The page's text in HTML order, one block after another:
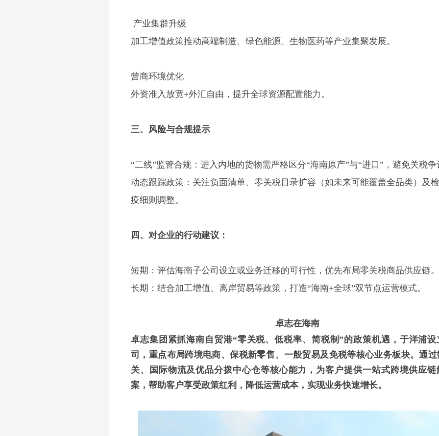
产业集群升级
加工增值政策推动高端制造、绿色能源、生物医药等产业集聚发展。
营商环境优化
外资准入放宽+外汇自由，提升全球资源配置能力。
三、风险与合规提示
“二线”监管合规：进入内地的货物需严格区分“海南原产”与“进口”，避免关税争
动态跟踪政策：关注负面清单、零关税目录扩容（如未来可能覆盖全品类）及
疫细则调整。
四、对企业的行动建议：
短期：评估海南子公司设立或业务迁移的可行性，优先布局零关税商品供应链。
长期：结合加工增值、离岸贸易等政策，打造“海南+全球”双节点运营模式。
卓志在海南
卓志集团紧抓海南自贸港“零关税、低税率、简税制”的政策机遇，于洋浦设
司，重点布局跨境电商、保税新零售、一般贸易及免税等核心业务板块。通
关、国际物流及优品分拨中心仓等核心能力，为客户提供一站式跨境供应链
案，帮助客户享受政策红利，降低运营成本，实现业务快速增长。